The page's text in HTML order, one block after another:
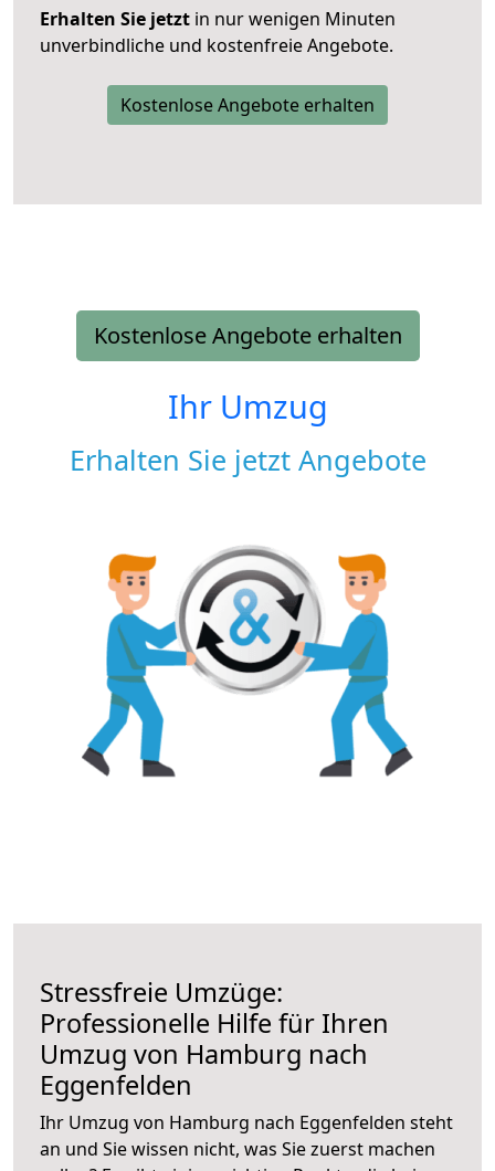
Erhalten Sie jetzt in nur wenigen Minuten
unverbindliche und kostenfreie Angebote.
Kostenlose Angebote erhalten
Kostenlose Angebote erhalten
Ihr Umzug
Erhalten Sie jetzt Angebote
Stressfreie Umzüge:
Professionelle Hilfe für Ihren
Umzug von Hamburg nach
Eggenfelden
Ihr Umzug von Hamburg nach Eggenfelden steht
an und Sie wissen nicht, was Sie zuerst machen